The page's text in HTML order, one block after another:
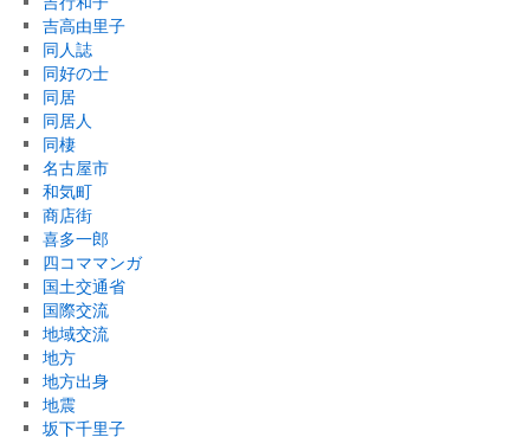
吉高由里子
同人誌
同好の士
同居
同居人
同棲
名古屋市
和気町
商店街
喜多一郎
四コママンガ
国土交通省
国際交流
地域交流
地方
地方出身
地震
坂下千里子